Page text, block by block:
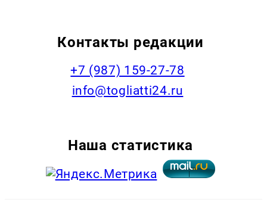
Контакты редакции
+7 (987) 159-27-78
info@togliatti24.ru
Наша статистика